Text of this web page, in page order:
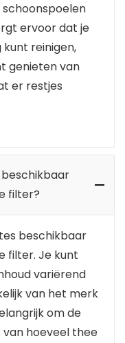
ervoor dat je
reinigen,
genieten van
er restjes
filter?
beschikbaar
filter. Je kunt
variërend
van het merk
om de
van hoeveel thee